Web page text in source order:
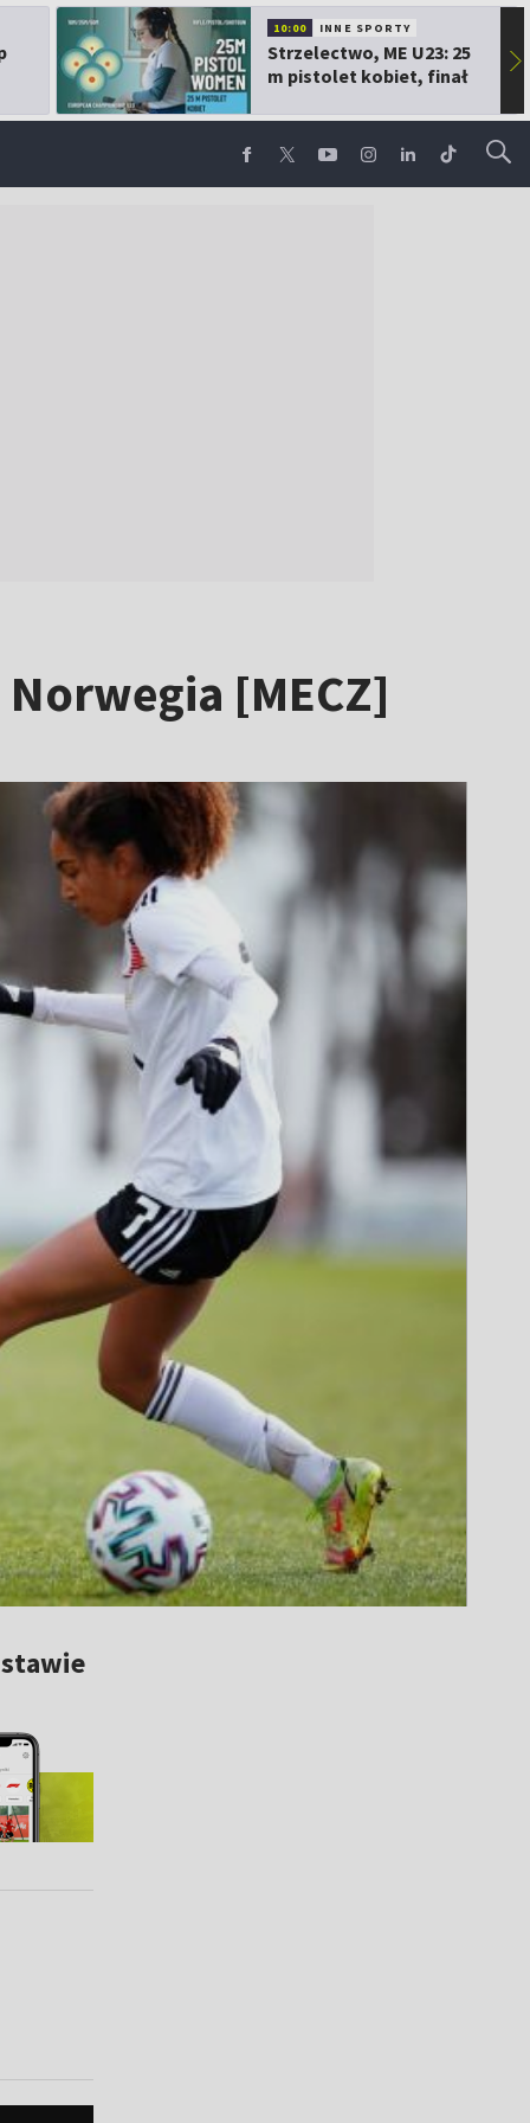
10:00 INNE SPORTY
Strzelectwo, ME U23: 25
m pistolet kobiet, finał
▶
[MECZ]